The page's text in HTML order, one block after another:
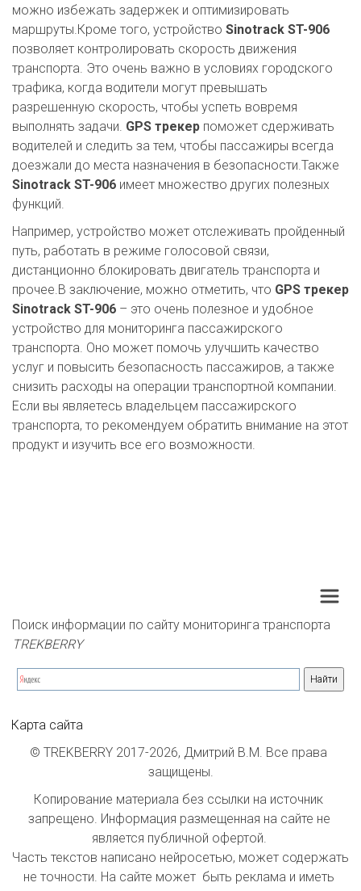
можно избежать задержек и оптимизировать
маршруты.Кроме того, устройство Sinotrack ST-906
позволяет контролировать скорость движения
транспорта. Это очень важно в условиях городского
трафика, когда водители могут превышать
разрешенную скорость, чтобы успеть вовремя
выполнять задачи. GPS трекер поможет сдерживать
водителей и следить за тем, чтобы пассажиры всегда
доезжали до места назначения в безопасности.Также
Sinotrack ST-906 имеет множество других полезных
функций.
Например, устройство может отслеживать пройденный
путь, работать в режиме голосовой связи,
дистанционно блокировать двигатель транспорта и
прочее.В заключение, можно отметить, что GPS трекер
Sinotrack ST-906 – это очень полезное и удобное
устройство для мониторинга пассажирского
транспорта. Оно может помочь улучшить качество
услуг и повысить безопасность пассажиров, а также
снизить расходы на операции транспортной компании.
Если вы являетесь владельцем пассажирского
транспорта, то рекомендуем обратить внимание на этот
продукт и изучить все его возможности.
Поиск информации по сайту мониторинга транспорта
TREKBERRY
Карта сайта
© TREKBERRY 2017-2026, Дмитрий В.М. Все права
защищены.
Копирование материала без ссылки на источник
запрещено. Информация размещенная на сайте не
является публичной офертой.
Часть текстов написано нейросетью, может содержать
не точности. На сайте может  быть реклама и иметь